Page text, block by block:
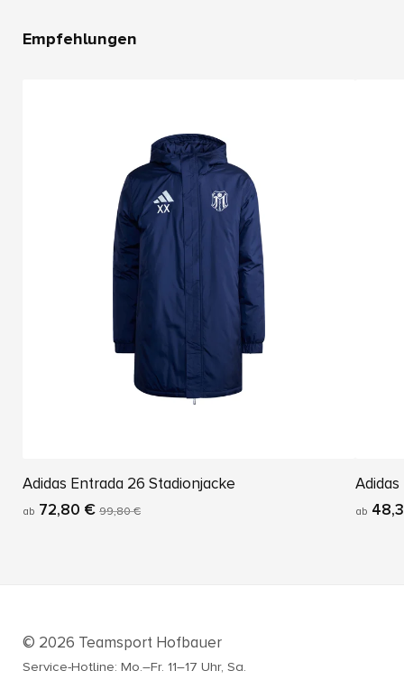
Empfehlungen
Adidas Entrada 26 Stadionjacke
ab 72,80 € 99,80 € ab
© 2026 Teamsport Hofbauer
Service-Hotline: Mo.–Fr. 11–17 Uhr, Sa.